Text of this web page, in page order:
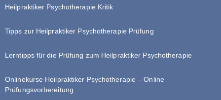
Heilpraktiker Psychotherapie Kritik
Tipps zur Heilpraktiker Psychotherapie Prüfung
Lerntipps für die Prüfung zum Heilpraktiker Psychotherapie
Onlinekurse Heilpraktiker Psychotherapie – Online
Prüfungsvorbereitung